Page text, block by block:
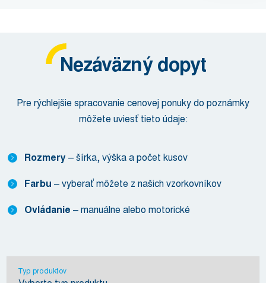
Nezáväzný dopyt
Pre rýchlejšie spracovanie cenovej ponuky do poznámky
môžete uviesť tieto údaje:
Rozmery – šírka, výška a počet kusov
Farbu – vyberať môžete z našich vzorkovníkov
Ovládanie – manuálne alebo motorické
Typ produktov